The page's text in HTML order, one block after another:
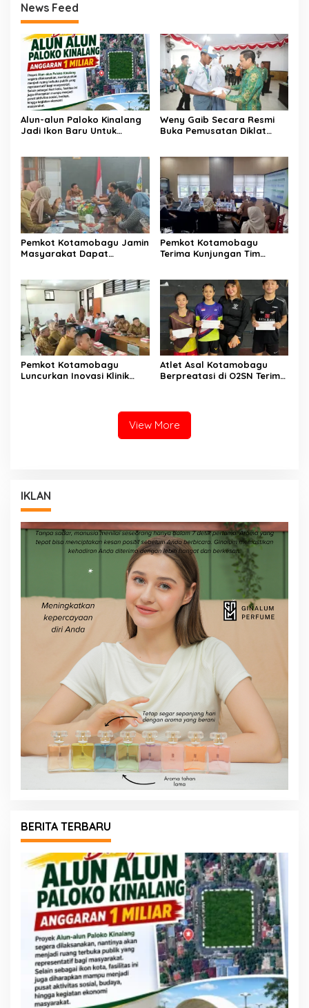
News Feed
Alun-alun Paloko Kinalang
Jadi Ikon Baru Untuk
Weny Gaib Secara Resmi
Buka Pemusatan Diklat
Pemkot Kotamobagu Jamin
Masyarakat Dapat
Pemkot Kotamobagu
Terima Kunjungan Tim
Pemkot Kotamobagu
Luncurkan Inovasi Klinik
Atlet Asal Kotamobagu
Berpreatasi di O2SN Terima
View More
IKLAN
BERITA TERBARU